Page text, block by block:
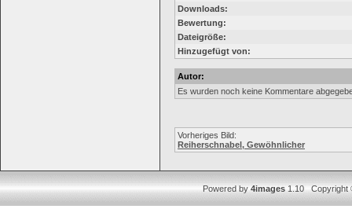
Downloads:
Bewertung:
Dateigröße:
Hinzugefügt von:
Autor:
Es wurden noch keine Kommentare
Vorheriges Bild:
Reiherschnabel, Gewöhnlicher
Powered by4images1.10 Copyright